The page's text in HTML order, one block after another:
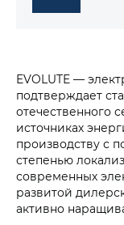
EVOLUTE —
подтверждает
отечественного
источниках
производству с
степенью
современных
развитой
активно